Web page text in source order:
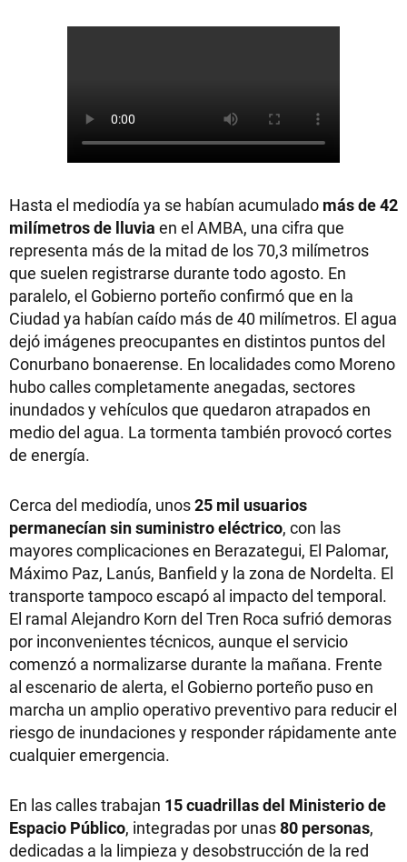
Hasta el mediodía ya se habían acumulado más de 42
milímetros de lluvia en el AMBA, una cifra que
representa más de la mitad de los 70,3 milímetros
que suelen registrarse durante todo agosto. En
paralelo, el Gobierno porteño confirmó que en la
Ciudad ya habían caído más de 40 milímetros. El agua
dejó imágenes preocupantes en distintos puntos del
Conurbano bonaerense. En localidades como Moreno
hubo calles completamente anegadas, sectores
inundados y vehículos que quedaron atrapados en
medio del agua. La tormenta también provocó cortes
de energía.
Cerca del mediodía, unos25 mil usuarios
permanecían sin suministro eléctrico, con las
mayores complicaciones en Berazategui, El Palomar,
Máximo Paz, Lanús, Banfield y la zona de Nordelta. El
transporte tampoco escapó al impacto del temporal.
El ramal Alejandro Korn del Tren Roca sufrió demoras
por inconvenientes técnicos, aunque el servicio
comenzó a normalizarse durante la mañana. Frente
al escenario de alerta, el Gobierno porteño puso en
marcha un amplio operativo preventivo para reducir el
riesgo de inundaciones y responder rápidamente ante
cualquier emergencia.
En las calles trabajan 15 cuadrillas del Ministerio de
Espacio Público, integradas por unas80 personas,
dedicadas a la limpieza y desobstrucción de la red